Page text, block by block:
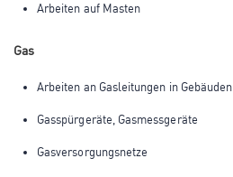
Arbeiten auf Masten
Gas
Arbeiten an Gasleitungen in Gebäuden
Gasspürgeräte, Gasmessgeräte
Gasversorgungsnetze